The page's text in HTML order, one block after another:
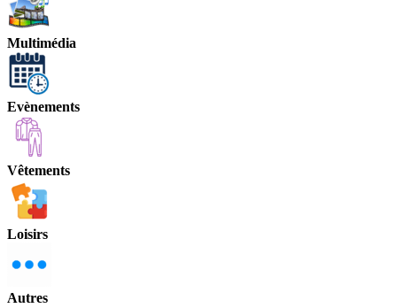
Multimédia
Evènements
Vêtements
Loisirs
Autres